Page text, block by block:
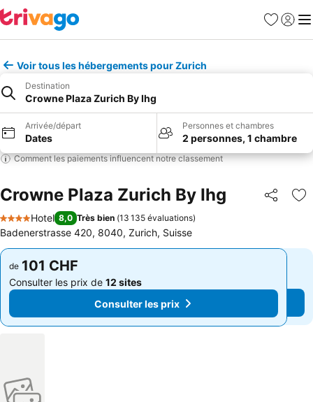
Favoris
Se
Voir tous les hébergements pour Zurich
Destination
Crowne Plaza Zurich By Ihg
Arrivée/départ
Dates
Personnes et chambres
2 personnes, 1 chambre
Comment les paiements influencent notre classement
Crowne Plaza Zurich By Ihg Partager
4 Étoiles
Hotel 8,0 Très bien (13 135 évaluations)
Badenerstrasse 420, 8040, Zurich, Suisse
de 101 CHF
Consulter les prix de 12 sites
Consulter les prix
de 101 CHF
Consulter les prix de 12 sites
Consulter les prix